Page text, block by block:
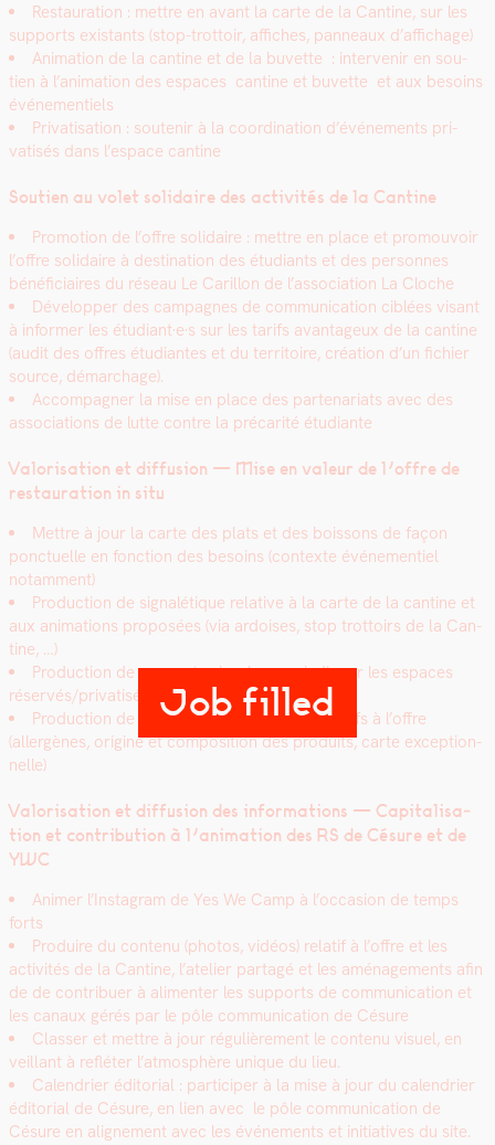
Job filled
Restau­ra­tion : met­tre en avant la carte de la Can­tine, sur les
sup­ports exis­tants (stop-trot­toir, affich­es, pan­neaux d’affichage)
Ani­ma­tion de la can­tine et de la buvette : inter­venir en sou­
tien à l’animation des espaces can­tine et buvette et aux besoins
événe­men­tiels
Pri­vati­sa­tion : soutenir à la coor­di­na­tion d’événements pri­
vatisés dans l’espace can­tine
Sou­tien au volet sol­idaire des activ­ités de la Can­tine
Pro­mo­tion de l’offre sol­idaire : met­tre en place et pro­mou­voir
l’offre sol­idaire à des­ti­na­tion des étu­di­ants et des per­son­nes
béné­fi­ci­aires du réseau Le Car­il­lon de l’association La Cloche
Dévelop­per des cam­pagnes de com­mu­ni­ca­tion ciblées visant
à informer les étudiant·e·s sur les tar­ifs avan­tageux de la can­tine
(audit des offres étu­di­antes et du ter­ri­toire, créa­tion d’un fichi­er
source, démar­chage).
Accom­pa­g­n­er la mise en place des parte­nar­i­ats avec des
asso­ci­a­tions de lutte con­tre la pré­car­ité étu­di­ante
Val­ori­sa­tion et dif­fu­sion — Mise en valeur de l’offre de
restau­ra­tion in situ
Met­tre à jour la carte des plats et des bois­sons de façon
ponctuelle en fonc­tion des besoins (con­texte événe­men­tiel
notam­ment)
Pro­duc­tion de sig­nalé­tique rel­a­tive à la carte de la can­tine et
aux ani­ma­tions pro­posées (via ardois­es, stop trot­toirs de la Can­
tine, …)
Pro­duc­tion de sup­ports visuels pour indi­quer les espaces
réservés/privatisés dans la Can­tine
Pro­duc­tion de sup­ports d’informations relat­ifs à l’offre
(allergènes, orig­ine et com­po­si­tion des pro­duits, carte excep­tion­
nelle)
Val­ori­sa­tion et dif­fu­sion des infor­ma­tions — Cap­i­tal­i­sa­
tion et con­tri­bu­tion à l’animation des RS de Césure et de
YWC
Ani­mer l’Instagram de Yes We Camp à l’occasion de temps
forts
Pro­duire du con­tenu (pho­tos, vidéos) relatif à l’offre et les
activ­ités de la Can­tine, l’atelier partagé et les amé­nage­ments afin
de de con­tribuer à ali­menter les sup­ports de com­mu­ni­ca­tion et
les canaux gérés par le pôle com­mu­ni­ca­tion de Césure
Class­er et met­tre à jour régulière­ment le con­tenu visuel, en
veil­lant à refléter l’at­mo­sphère unique du lieu.
Cal­en­dri­er édi­to­r­i­al : par­ticiper à la mise à jour du cal­en­dri­er
édi­to­r­i­al de Césure, en lien avec le pôle com­mu­ni­ca­tion de
Césure en aligne­ment avec les événe­ments et ini­tia­tives du site.